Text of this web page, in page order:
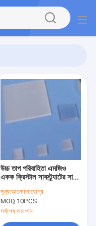
উচ্চ তাপ পরিবাহিতা এমজিও
একক ক্রিস্টাল সাবস্ট্র্যাটের সাথে
উন্নত করুন
মূল্য:আলোচনাযোগ্য
MOQ:10PCS
সর্বশেষ দাম পান